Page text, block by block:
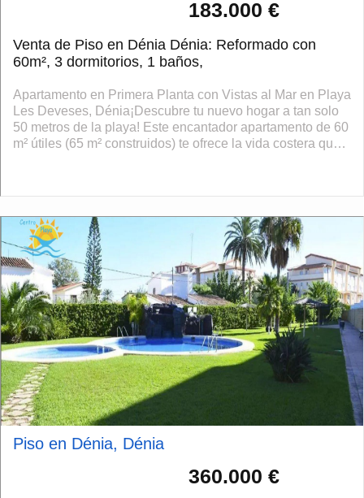
183.000 €
Venta de Piso en Dénia Dénia: Reformado con
60m², 3 dormitorios, 1 baños,
Apartamento en Primera Planta con Vistas al Mar en Playa
Les Deveses, Dénia¡Descubre tu nuevo hogar a tan solo
50 metros de la playa! Este encantador apartamento de 60
m² útiles (65 m² construidos) te ofrece la vida costera que
Piso en Dénia, Dénia
360.000 €